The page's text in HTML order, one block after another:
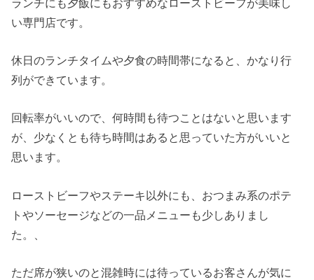
ランチにも夕飯にもおすすめなローストビーフが美味し
い専門店です。
休日のランチタイムや夕食の時間帯になると、かなり行
列ができています。
回転率がいいので、何時間も待つことはないと思います
が、少なくとも待ち時間はあると思っていた方がいいと
思います。
ローストビーフやステーキ以外にも、おつまみ系のポテ
トやソーセージなどの一品メニューも少しありまし
た。、
ただ席が狭いのと混雑時には待っているお客さんが気に